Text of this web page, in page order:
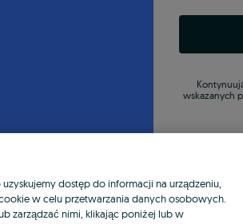
wskazanych
dostęp do informacji na urządzeniu,
w celu przetwarzania danych osobowych.
zarządzać nimi, klikając poniżej lub w